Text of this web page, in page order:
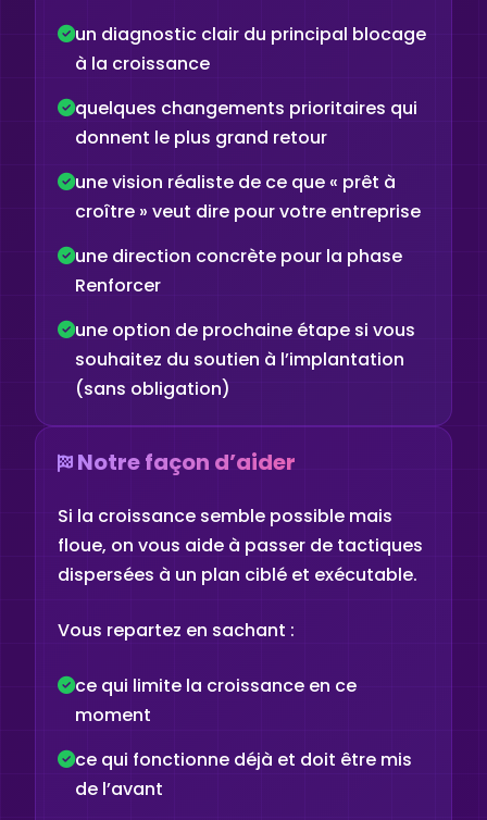
un diagnostic clair du principal blocage
à la croissance
quelques changements prioritaires qui
donnent le plus grand retour
une vision réaliste de ce que « prêt à
croître » veut dire pour votre entreprise
une direction concrète pour la phase
Renforcer
une option de prochaine étape si vous
souhaitez du soutien à l’implantation
(sans obligation)
Notre façon d’aider
Si la croissance semble possible mais
floue, on vous aide à passer de tactiques
dispersées à un plan ciblé et exécutable.
Vous repartez en sachant :
ce qui limite la croissance en ce
moment
ce qui fonctionne déjà et doit être mis
de l’avant